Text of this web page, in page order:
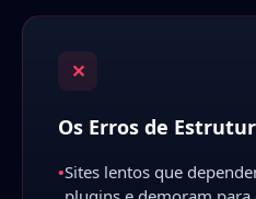
✕
Os Erros de
•Sites lentos que